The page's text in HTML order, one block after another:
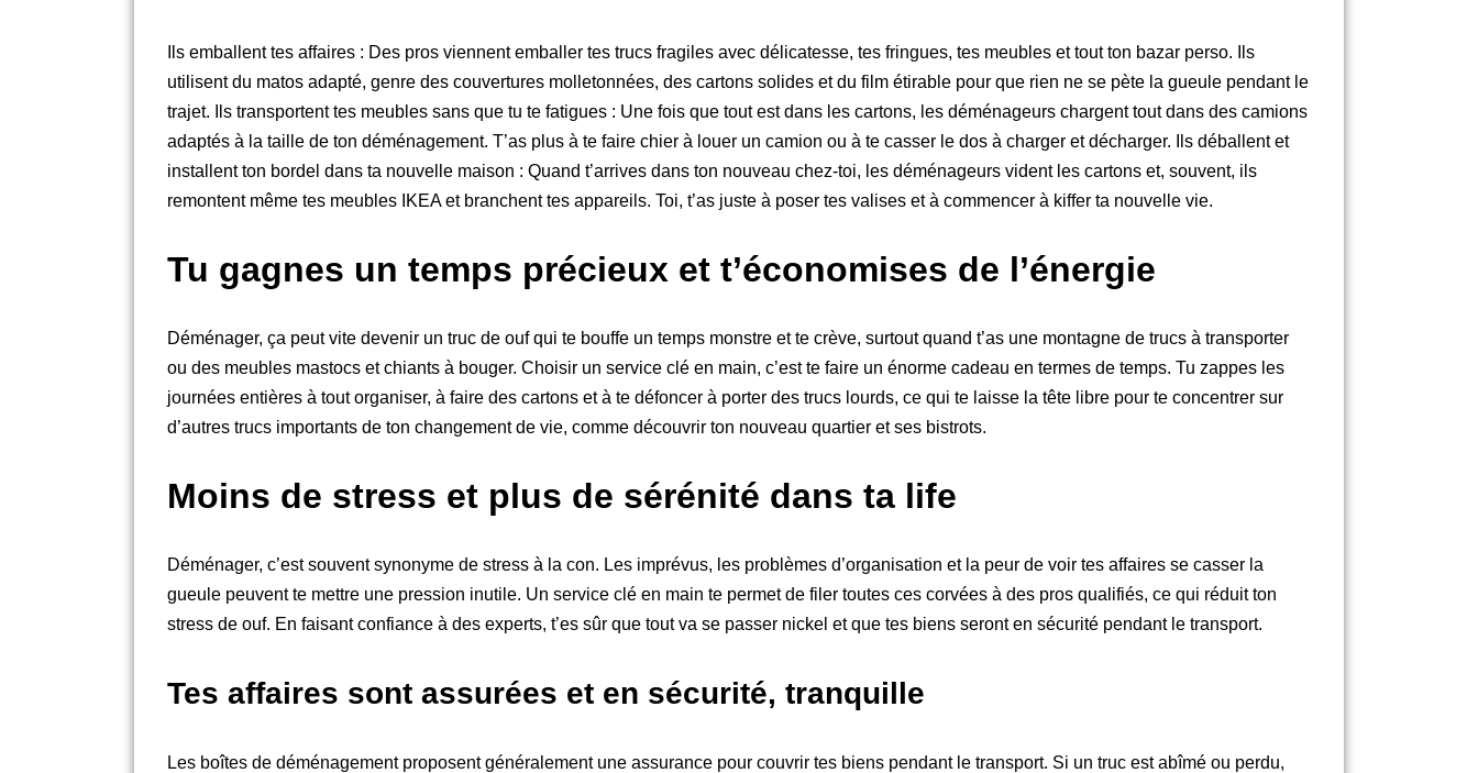
Ils emballent tes affaires : Des pros viennent emballer tes trucs fragiles avec délicatesse, tes fringues, tes meubles et tout ton bazar perso. Ils
utilisent du matos adapté, genre des couvertures molletonnées, des cartons solides et du film étirable pour que rien ne se pète la gueule pendant le
trajet. Ils transportent tes meubles sans que tu te fatigues : Une fois que tout est dans les cartons, les déménageurs chargent tout dans des camions
adaptés à la taille de ton déménagement. T’as plus à te faire chier à louer un camion ou à te casser le dos à charger et décharger. Ils déballent et
installent ton bordel dans ta nouvelle maison : Quand t’arrives dans ton nouveau chez-toi, les déménageurs vident les cartons et, souvent, ils
remontent même tes meubles IKEA et branchent tes appareils. Toi, t’as juste à poser tes valises et à commencer à kiffer ta nouvelle vie.
Tu gagnes un temps précieux et t’économises de l’énergie
Déménager, ça peut vite devenir un truc de ouf qui te bouffe un temps monstre et te crève, surtout quand t’as une montagne de trucs à transporter
ou des meubles mastocs et chiants à bouger. Choisir un service clé en main, c’est te faire un énorme cadeau en termes de temps. Tu zappes les
journées entières à tout organiser, à faire des cartons et à te défoncer à porter des trucs lourds, ce qui te laisse la tête libre pour te concentrer sur
d’autres trucs importants de ton changement de vie, comme découvrir ton nouveau quartier et ses bistrots.
Moins de stress et plus de sérénité dans ta life
Déménager, c’est souvent synonyme de stress à la con. Les imprévus, les problèmes d’organisation et la peur de voir tes affaires se casser la
gueule peuvent te mettre une pression inutile. Un service clé en main te permet de filer toutes ces corvées à des pros qualifiés, ce qui réduit ton
stress de ouf. En faisant confiance à des experts, t’es sûr que tout va se passer nickel et que tes biens seront en sécurité pendant le transport.
Tes affaires sont assurées et en sécurité, tranquille
Les boîtes de déménagement proposent généralement une assurance pour couvrir tes biens pendant le transport. Si un truc est abîmé ou perdu,